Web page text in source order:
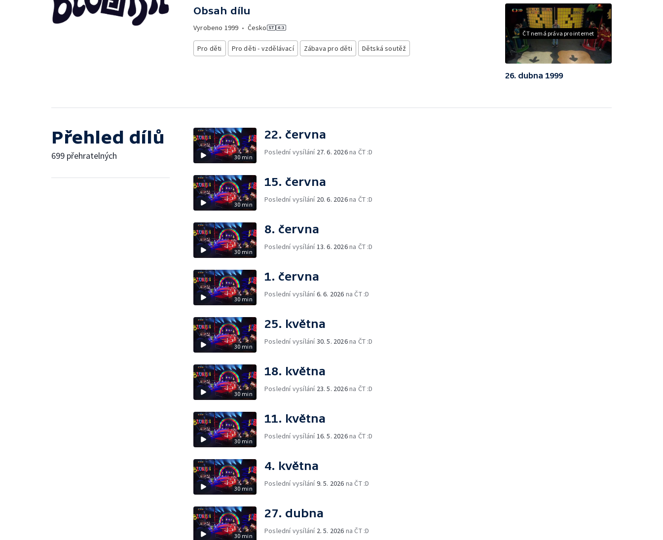
Obsah dílu
Vyrobeno 1999 • Česko
Pro děti Pro děti - vzdělávací Zábava pro děti Dětská soutěž
ČT nemá práva pro internet
26. dubna 1999
Přehled dílů
699 přehratelných 30 min
22. června
Poslední vysílání 27. 6. 2026na ČT :D
30 min
15. června
Poslední vysílání 20. 6. 2026na ČT :D
30 min
8. června
Poslední vysílání 13. 6. 2026na ČT :D
30 min
1. června
Poslední vysílání6. 6. 2026 na ČT :D
30 min
25. května
Poslední vysílání30. 5. 2026na ČT :D
30 min
18. května
Poslední vysílání 23. 5. 2026na ČT :D
30 min
11. května
Poslední vysílání 16. 5. 2026na ČT :D
30 min
4. května
Poslední vysílání9. 5. 2026 na ČT :D
30 min
27. dubna
Poslední vysílání 2. 5. 2026 na ČT :D